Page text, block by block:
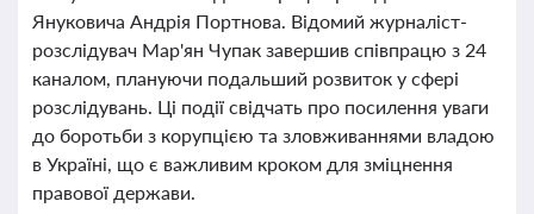
Януковича Андрія Портнова. Відомий журналіст-
розслідувач Мар'ян Чупак завершив співпрацю з 24
каналом, плануючи подальший розвиток у сфері
розслідувань. Ці події свідчать про посилення уваги
до боротьби з корупцією та зловживаннями владою
в Україні, що є важливим кроком для зміцнення
правової держави.